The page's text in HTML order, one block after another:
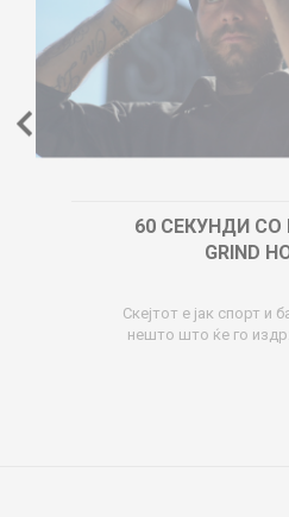
60 СЕКУНДИ
GRIND
Скејтот е јак спорт и
нешто што ќе го